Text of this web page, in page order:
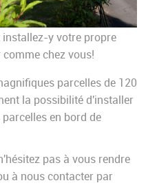
installez-y votre propre
chez vous!
parcelles de 120
la possibilité d'installer
en bord de
pas à vous rendre
à nous contacter par